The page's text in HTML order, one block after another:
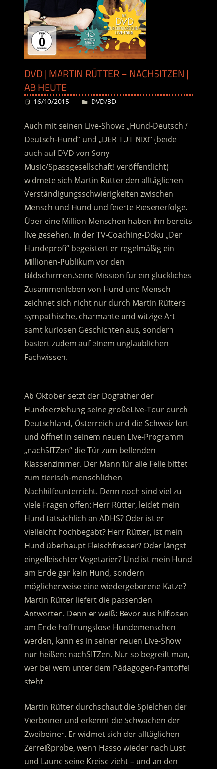
DVD | MARTIN RÜTTER – NACHSITZEN |
AB HEUTE
16/10/2015 Desiree
DVD/BD
Auch mit seinen Live-Shows „Hund-Deutsch /
Deutsch-Hund“ und „DER TUT NIX!“ (beide
auch auf DVD von Sony
Music/Spassgesellschaft! veröffentlicht)
widmete sich Martin Rütter den alltäglichen
Verständigungsschwierigkeiten zwischen
Mensch und Hund und feierte Riesenerfolge.
Über eine Million Menschen haben ihn bereits
live gesehen. In der TV-Coaching-Doku „Der
Hundeprofi“ begeistert er regelmäßig ein
Millionen-Publikum vor den
Bildschirmen.Seine Mission für ein glückliches
Zusammenleben von Hund und Mensch
zeichnet sich nicht nur durch Martin Rütters
sympathische, charmante und witzige Art
samt kuriosen Geschichten aus, sondern
basiert zudem auf einem unglaublichen
Fachwissen.
Ab Oktober setzt der Dogfather der
Hundeerziehung seine großeLive-Tour durch
Deutschland, Österreich und die Schweiz fort
und öffnet in seinem neuen Live-Programm
„nachSITZen“ die Tür zum bellenden
Klassenzimmer. Der Mann für alle Felle bittet
zum tierisch-menschlichen
Nachhilfeunterricht. Denn noch sind viel zu
viele Fragen offen: Herr Rütter, leidet mein
Hund tatsächlich an ADHS? Oder ist er
vielleicht hochbegabt? Herr Rütter, ist mein
Hund überhaupt Fleischfresser? Oder längst
eingefleischter Vegetarier? Und ist mein Hund
am Ende gar kein Hund, sondern
möglicherweise eine wiedergeborene Katze?
Martin Rütter liefert die passenden
Antworten. Denn er weiß: Bevor aus hilflosen
am Ende hoffnungslose Hundemenschen
werden, kann es in seiner neuen Live-Show
nur heißen: nachSITZen. Nur so begreift man,
wer bei wem unter dem Pädagogen-Pantoffel
steht.
Martin Rütter durchschaut die Spielchen der
Vierbeiner und erkennt die Schwächen der
Zweibeiner. Er widmet sich der alltäglichen
Zerreißprobe, wenn Hasso wieder nach Lust
und Laune seine Kreise zieht – und an den